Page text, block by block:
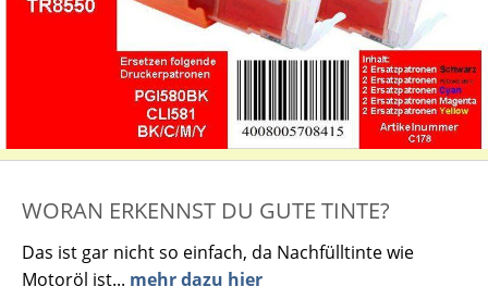
WORAN ERKENNST DU GUTE TINTE?
Das ist gar nicht so einfach, da Nachfülltinte wie
Motoröl ist... mehr dazu hier